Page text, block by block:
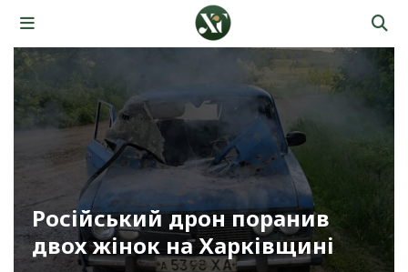
Російський дрон поранив
двох жінок на Харківщині